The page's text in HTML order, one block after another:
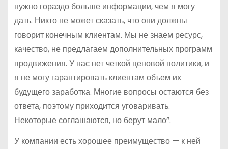
нужно гораздо больше информации, чем я могу
дать. Никто не может сказать, что они должны
говорит конечным клиентам. Мы не знаем ресурс,
качество, не предлагаем дополнительных программ
продвижения. У нас нет четкой ценовой политики, и
я не могу гарантировать клиентам объем их
будущего заработка. Многие вопросы остаются без
ответа, поэтому приходится уговаривать.
Некоторые соглашаются, но берут мало”.
У компании есть хорошее преимущество — к ней